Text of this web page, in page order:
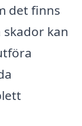
det finns
skador kan